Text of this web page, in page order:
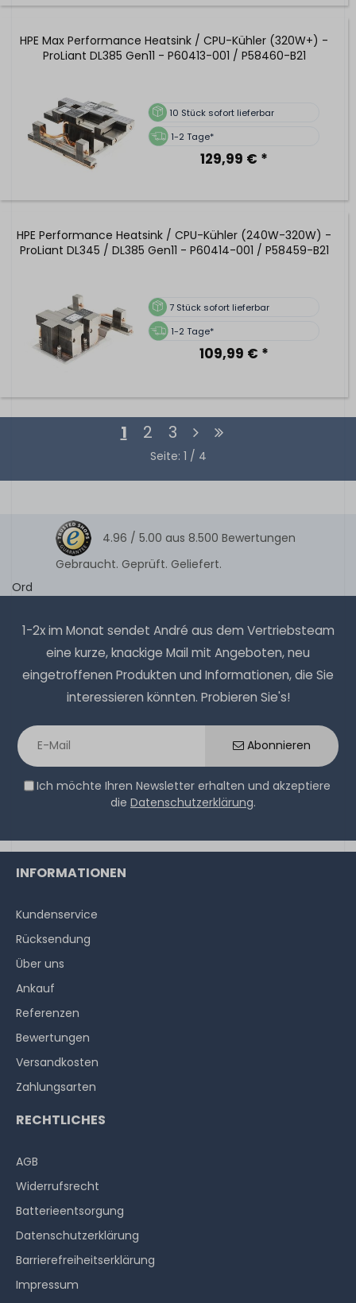
HPE Max Performance Heatsink / CPU-Kühler (320W+) -
ProLiant DL385 Gen11 - P60413-001 / P58460-B21
10 Stück sofort lieferbar
1-2 Tage*
129,99 € *
HPE Performance Heatsink / CPU-Kühler (240W-320W) -
ProLiant DL345 / DL385 Gen11 - P60414-001 / P58459-B21
7 Stück sofort lieferbar
1-2 Tage*
109,99 € *
1 2 3
Seite: 1 / 4
4.96 / 5.00 aus 8.500 Bewertungen
Gebraucht. Geprüft. Geliefert.
Ord
1-2x im Monat sendet André aus dem Vertriebsteam
eine kurze, knackige Mail mit Angeboten, neu
eingetroffenen Produkten und Informationen, die Sie
interessieren könnten. Probieren Sie's!
Abonnieren
Ich möchte Ihren Newsletter erhalten und akzeptiere
die Datenschutzerklärung.
INFORMATIONEN
Kundenservice
Rücksendung
Über uns
Ankauf
Referenzen
Bewertungen
Versandkosten
Zahlungsarten
RECHTLICHES
AGB
Widerrufs­recht
Batterieentsorgung
Datenschutzerklärung
Barrierefreiheitserklärung
Impressum